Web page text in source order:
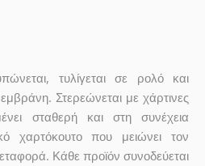
τυλίγεται σε ρολό και
Στερεώνεται με χάρτινες
σταθερή και στη συνέχεια
χαρτόκουτο που μειώνει τον
Κάθε προϊόν συνοδεύεται